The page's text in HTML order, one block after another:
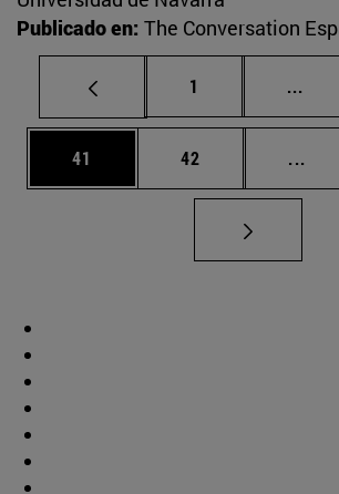
Publicado en: The Conversation
Página
1 ...
Página
41 Página
42 ...